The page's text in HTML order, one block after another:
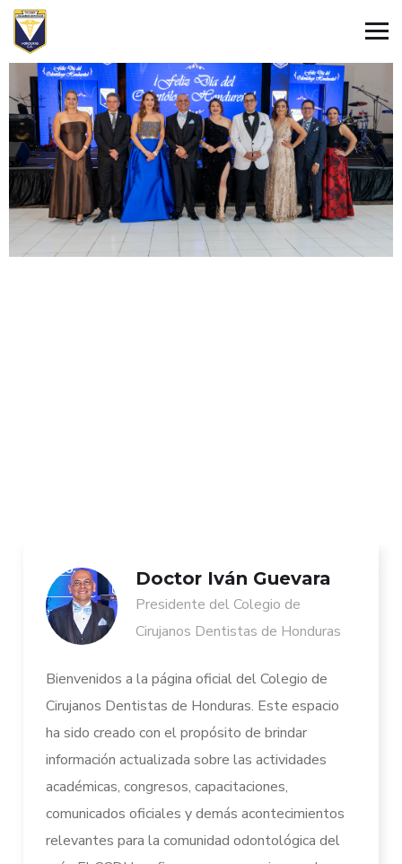
Doctor Iván Guevara
Presidente del Colegio de
Cirujanos Dentistas de Honduras
Bienvenidos a la página oficial del Colegio de
Cirujanos Dentistas de Honduras. Este espacio
ha sido creado con el propósito de brindar
información actualizada sobre las actividades
académicas, congresos, capacitaciones,
comunicados oficiales y demás acontecimientos
relevantes para la comunidad odontológica del